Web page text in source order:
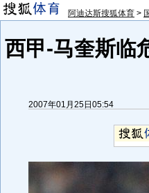
阿迪达斯搜狐体育 >
西甲-马奎斯临
2007年01月25日05:54